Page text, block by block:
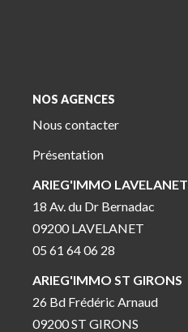
NOS AGENCES
Nous contacter
Présentation
ARIEG'IMMO LAVELANET
18 Av. du Dr Bernadac
09200 LAVELANET
05 61 64 06 28
ARIEG'IMMO ST GIRONS
26 Bd Frédéric Arnaud
09200 ST GIRONS